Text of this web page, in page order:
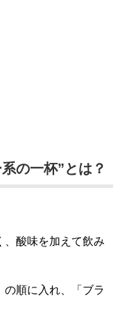
の一杯”とは？
、酸味を加えて飲み
の順に入れ、「ブラ